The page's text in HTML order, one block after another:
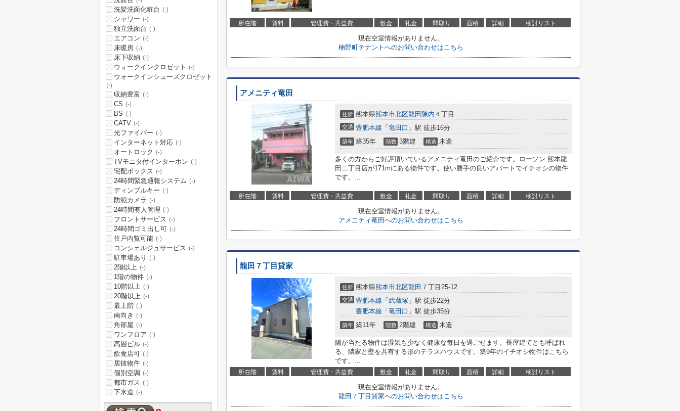
所在階 賃料 管理費・共益費 敷金 礼金 間取り 面積 詳細 検討リスト
現在空室情報がありません。
楠野町テナントへのお問い合わせはこちら
アメニティ竜田
住所 熊本県熊本市北区龍田陳内 ４丁目
交通 豊肥本線 「 竜田口 」駅 徒歩16分
築年 築35年 階数 3階建 構造 木造
多くの方からご好評頂いているアメニティ竜田のご紹介です。ローソン 熊本龍
田二丁目店が171mにある物件です。使い勝手の良いアパートでイチオシの物件
です。...
所在階 賃料 管理費・共益費 敷金 礼金 間取り 面積 詳細 検討リスト
現在空室情報がありません。
アメニティ竜田へのお問い合わせはこちら
龍田７丁目貸家
住所 熊本県熊本市北区龍田 ７丁目25-12
交通 豊肥本線 「 武蔵塚 」駅 徒歩22分
豊肥本線 「 竜田口 」駅 徒歩35分
築年 築11年 階数 2階建 構造 木造
陽が当たる物件は湿気も少なく健康な毎日を過ごせます。長屋建てとも呼ばれ
る、隣家と壁を共有する形のテラスハウスです。築9年のイチオシ物件はこちら
です。...
所在階 賃料 管理費・共益費 敷金 礼金 間取り 面積 詳細 検討リスト
現在空室情報がありません。
龍田７丁目貸家へのお問い合わせはこちら
洗髪洗面化粧台 (-)
シャワー (-)
独立洗面台 (-)
エアコン (-)
床暖房 (-)
床下収納 (-)
ウォークインクロゼット (-)
ウォークインシューズクロゼット
(-)
収納豊富 (-)
CS (-)
BS (-)
CATV (-)
光ファイバー (-)
インターネット対応 (-)
オートロック (-)
TVモニタ付インターホン (-)
宅配ボックス (-)
24時間緊急通報システム (-)
ディンプルキー (-)
防犯カメラ (-)
24時間有人管理 (-)
フロントサービス (-)
24時間ゴミ出し可 (-)
住戸内覧可能 (-)
コンシェルジュサービス (-)
駐車場あり (-)
2階以上 (-)
1階の物件 (-)
10階以上 (-)
20階以上 (-)
最上階 (-)
南向き (-)
角部屋 (-)
ワンフロア (-)
高層ビル (-)
飲食店可 (-)
居抜物件 (-)
個別空調 (-)
都市ガス (-)
下水道 (-)